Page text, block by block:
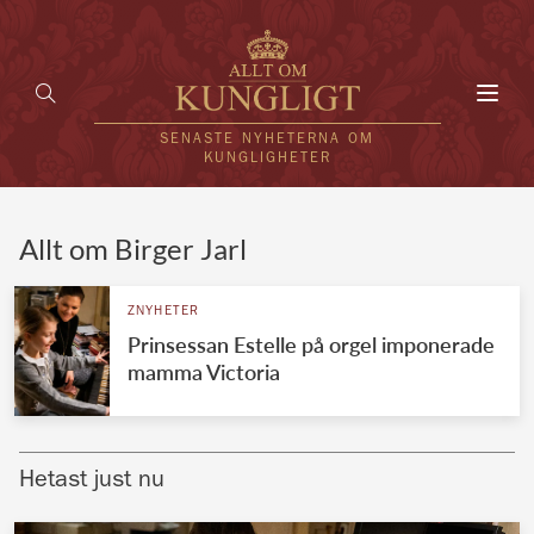
SENASTE NYHETERNA OM
KUNGLIGHETER
UTLÄNDSKT
VÄRLDENS KUNGAHUS
Brittiska kungahuset
Allt om Birger Jarl
ZNYHETER
Prinsessan Estelle på orgel imponerade
mamma Victoria
Hetast just nu